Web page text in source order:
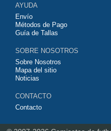
contáctanos y haremos lo posible
posible.
AYUDA
Envío
Métodos de Pago
Guía de Tallas
SOBRE NOSOTROS
Sobre Nosotros
Mapa del sitio
Noticias
CONTACTO
Contacto